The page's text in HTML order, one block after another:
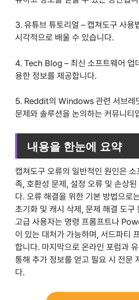
3. 유튜브 튜토리얼 – 캡쳐도구 사용
시각적으로 배울 수 있습니다.
4. Tech Blog – 최신 소프트웨어 업
용한 정보를 제공합니다.
5. Reddit의 Windows 관련 서브레
문제와 솔루션을 논의하는 커뮤니티
내용을 한눈에 요약
캡쳐도구 오류의 일반적인 원인은
족, 호환성 문제, 설정 오류 및 손상된
다. 오류 해결을 위한 기본 방법으로
초기화 및 캐시 삭제, 문제 해결 도구
고급 사용자는 명령 프롬프트나
이 있는 대처가 가능하며, 서드파티
합니다. 마지막으로 온라인 포럼과
통해 추가 정보를 얻고 필요 시 전문
다.